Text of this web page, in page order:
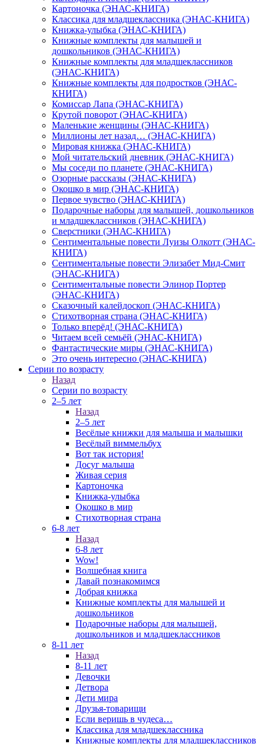
Картоночка (ЭНАС-КНИГА)
Классика для младшеклассника (ЭНАС-КНИГА)
Книжка-улыбка (ЭНАС-КНИГА)
Книжные комплекты для малышей и
дошкольников (ЭНАС-КНИГА)
Книжные комплекты для младшеклассников
(ЭНАС-КНИГА)
Книжные комплекты для подростков (ЭНАС-
КНИГА)
Комиссар Лапа (ЭНАС-КНИГА)
Крутой поворот (ЭНАС-КНИГА)
Маленькие женщины (ЭНАС-КНИГА)
Миллионы лет назад… (ЭНАС-КНИГА)
Мировая книжка (ЭНАС-КНИГА)
Мой читательский дневник (ЭНАС-КНИГА)
Мы соседи по планете (ЭНАС-КНИГА)
Озорные рассказы (ЭНАС-КНИГА)
Окошко в мир (ЭНАС-КНИГА)
Первое чувство (ЭНАС-КНИГА)
Подарочные наборы для малышей, дошкольников
и младшеклассников (ЭНАС-КНИГА)
Сверстники (ЭНАС-КНИГА)
Сентиментальные повести Луизы Олкотт (ЭНАС-
КНИГА)
Сентиментальные повести Элизабет Мид-Смит
(ЭНАС-КНИГА)
Сентиментальные повести Элинор Портер
(ЭНАС-КНИГА)
Сказочный калейдоскоп (ЭНАС-КНИГА)
Стихотворная страна (ЭНАС-КНИГА)
Только вперёд! (ЭНАС-КНИГА)
Читаем всей семьёй (ЭНАС-КНИГА)
Фантастические миры (ЭНАС-КНИГА)
Это очень интересно (ЭНАС-КНИГА)
Серии по возрасту
Назад
Серии по возрасту
2–5 лет
Назад
2–5 лет
Весёлые книжки для малыша и малышки
Весёлый виммельбух
Вот так история!
Досуг малыша
Живая серия
Картоночка
Книжка-улыбка
Окошко в мир
Стихотворная страна
6-8 лет
Назад
6-8 лет
Wow!
Волшебная книга
Давай познакомимся
Добрая книжка
Книжные комплекты для малышей и
дошкольников
Подарочные наборы для малышей,
дошкольников и младшеклассников
8-11 лет
Назад
8-11 лет
Девочки
Детвора
Дети мира
Друзья-товарищи
Если веришь в чудеса…
Классика для младшеклассника
Книжные комплекты для младшеклассников